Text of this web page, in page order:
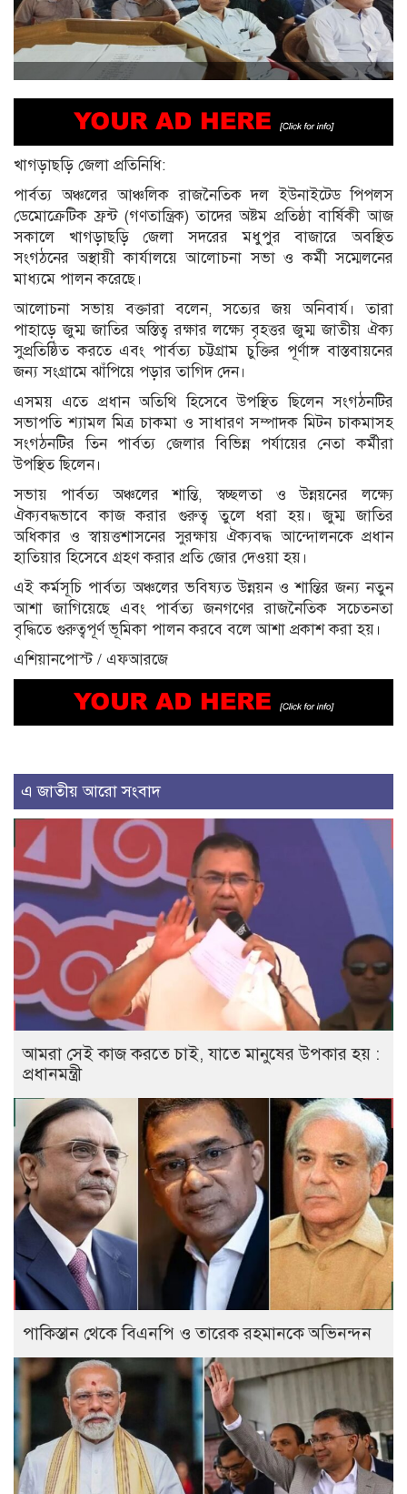
খাগড়াছড়ি জেলা প্রতিনিধি:
পার্বত্য অঞ্চলের আঞ্চলিক রাজনৈতিক দল ইউনাইটেড পিপলস
ডেমোক্রেটিক ফ্রন্ট (গণতান্ত্রিক) তাদের অষ্টম প্রতিষ্ঠা বার্ষিকী আজ
সকালে খাগড়াছড়ি জেলা সদরের মধুপুর বাজারে অবস্থিত
সংগঠনের অস্থায়ী কার্যালয়ে আলোচনা সভা ও কর্মী সম্মেলনের
মাধ্যমে পালন করেছে।
আলোচনা সভায় বক্তারা বলেন, সত্যের জয় অনিবার্য। তারা
পাহাড়ে জুম্ম জাতির অস্তিত্ব রক্ষার লক্ষ্যে বৃহত্তর জুম্ম জাতীয় ঐক্য
সুপ্রতিষ্ঠিত করতে এবং পার্বত্য চট্টগ্রাম চুক্তির পূর্ণাঙ্গ বাস্তবায়নের
জন্য সংগ্রামে ঝাঁপিয়ে পড়ার তাগিদ দেন।
এসময় এতে প্রধান অতিথি হিসেবে উপস্থিত ছিলেন সংগঠনটির
সভাপতি শ্যামল মিত্র চাকমা ও সাধারণ সম্পাদক মিটন চাকমাসহ
সংগঠনটির তিন পার্বত্য জেলার বিভিন্ন পর্যায়ের নেতা কর্মীরা
উপস্থিত ছিলেন।
সভায় পার্বত্য অঞ্চলের শান্তি, স্বচ্ছলতা ও উন্নয়নের লক্ষ্যে
ঐক্যবদ্ধভাবে কাজ করার গুরুত্ব তুলে ধরা হয়। জুম্ম জাতির
অধিকার ও স্বায়ত্তশাসনের সুরক্ষায় ঐক্যবদ্ধ আন্দোলনকে প্রধান
হাতিয়ার হিসেবে গ্রহণ করার প্রতি জোর দেওয়া হয়।
এই কর্মসূচি পার্বত্য অঞ্চলের ভবিষ্যত উন্নয়ন ও শান্তির জন্য নতুন
আশা জাগিয়েছে এবং পার্বত্য জনগণের রাজনৈতিক সচেতনতা
বৃদ্ধিতে গুরুত্বপূর্ণ ভূমিকা পালন করবে বলে আশা প্রকাশ করা হয়।
এশিয়ানপোস্ট / এফআরজে
এ জাতীয় আরো সংবাদ
আমরা সেই কাজ করতে চাই, যাতে মানুষের উপকার হয় :
প্রধানমন্ত্রী
পাকিস্তান থেকে বিএনপি ও তারেক রহমানকে অভিনন্দন